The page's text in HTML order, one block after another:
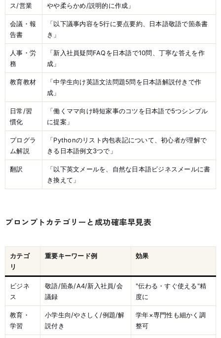
ス/営業 やや柔らかめ/説明的に作成」
会議・報
告書
「以下議事内容を5行に要点要約、日本語敬語で箇条書
き」
人事・労
務
「新入社員疑問FAQを日本語で10問、丁寧な答えを作
成」
教育教材
「中学生向け英語文法問題5問を日本語解説付きで作
成」
日常/習
慣化
「働くママ向け時短家事のコツを日本語で5つシンプル
に提案」
プログラ
ム解説
「Pythonのリスト内包表記について、初心者が理解で
きる日本語例文3つで」
翻訳
「以下英文メールを、自然な日本語ビジネスメールに書
き換えて」
プロンプトカテゴリーと成功確率早見表
カテゴ
リ
重要キーワード例 効果
ビジネ
ス
敬語/箇条/A4/新入社員/会
議録
"伝わる・すぐ使える"精
度に
教育・
学習
小学生向/やさしく/例題/解
説付き
学年×専門性も細かく調
整可